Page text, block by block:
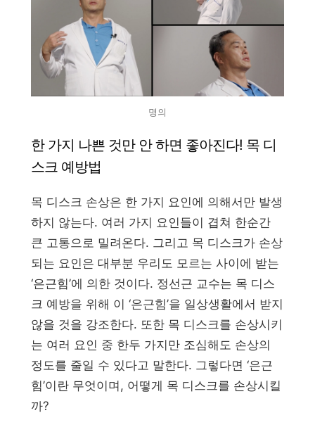
명의
한 가지 나쁜 것만 안 하면 좋아진다! 목 디
스크 예방법
목 디스크 손상은 한 가지 요인에 의해서만 발생
하지 않는다. 여러 가지 요인들이 겹쳐 한순간
큰 고통으로 밀려온다. 그리고 목 디스크가 손상
되는 요인은 대부분 우리도 모르는 사이에 받는
‘은근힘’에 의한 것이다. 정선근 교수는 목 디스
크 예방을 위해 이 ‘은근힘’을 일상생활에서 받지
않을 것을 강조한다. 또한 목 디스크를 손상시키
는 여러 요인 중 한두 가지만 조심해도 손상의
정도를 줄일 수 있다고 말한다. 그렇다면 ‘은근
힘’이란 무엇이며, 어떻게 목 디스크를 손상시킬
까?